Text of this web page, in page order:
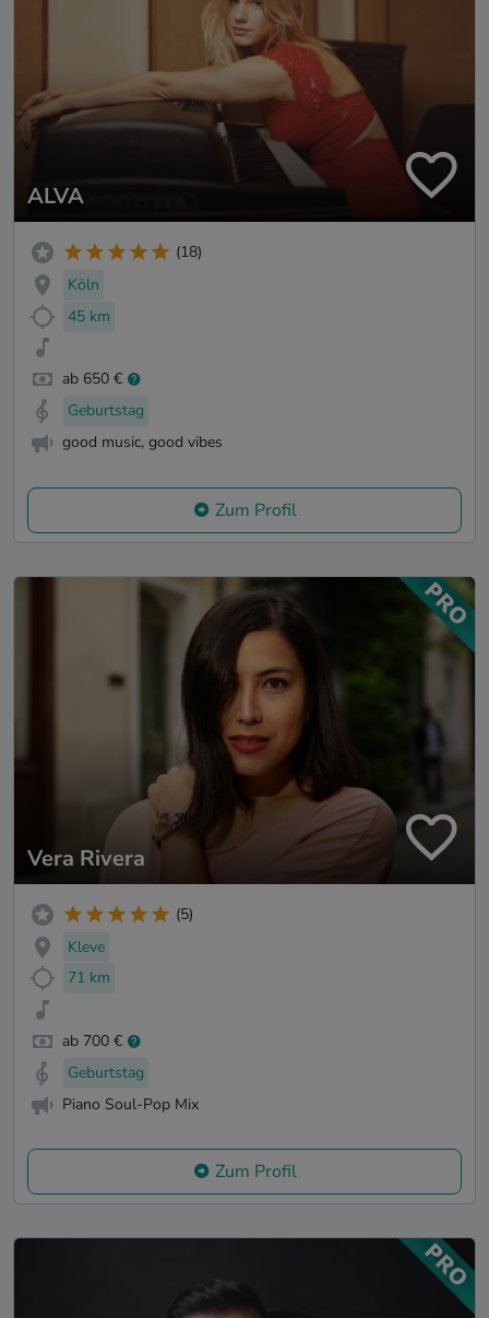
ALVA
(18)
Köln
45 km
ab 650 €
Geburtstag
good music, good vibes
Zum Profil
Vera Rivera
(5)
Kleve
71 km
ab 700 €
Geburtstag
Piano Soul-Pop Mix
Zum Profil